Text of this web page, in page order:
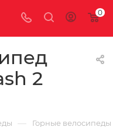
0
2
— Горные велосипеды